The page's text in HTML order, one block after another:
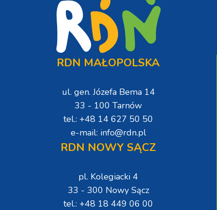
RDN MAŁOPOLSKA
ul. gen. Józefa Bema 14
33 - 100 Tarnów
tel.: +48 14 627 50 50
e-mail: info@rdn.pl
RDN NOWY SĄCZ
pl. Kolegiacki 4
33 - 300 Nowy Sącz
tel.: +48 18 449 06 00